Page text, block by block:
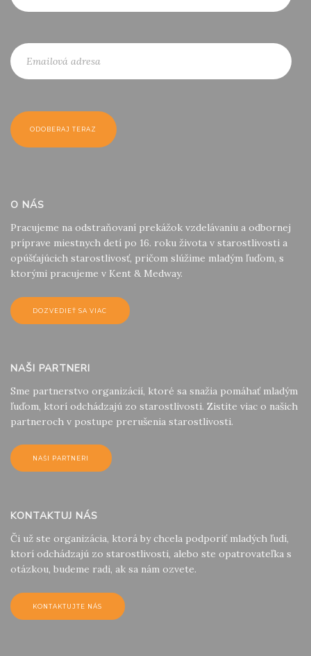
O NÁS
Pracujeme na odstraňovaní prekážok vzdelávaniu a odbornej
príprave miestnych detí po 16. roku života v starostlivosti a
opúšťajúcich starostlivosť, pričom slúžime mladým ľuďom, s
ktorými pracujeme v Kent & Medway.
DOZVEDIEŤ SA VIAC
NAŠI PARTNERI
Sme partnerstvo organizácií, ktoré sa snažia pomáhať mladým
ľuďom, ktorí odchádzajú zo starostlivosti. Zistite viac o našich
partneroch v postupe prerušenia starostlivosti.
NAŠI PARTNERI
KONTAKTUJ NÁS
Či už ste organizácia, ktorá by chcela podporiť mladých ľudí,
ktorí odchádzajú zo starostlivosti, alebo ste opatrovateľka s
otázkou, budeme radi, ak sa nám ozvete.
KONTAKTUJTE NÁS